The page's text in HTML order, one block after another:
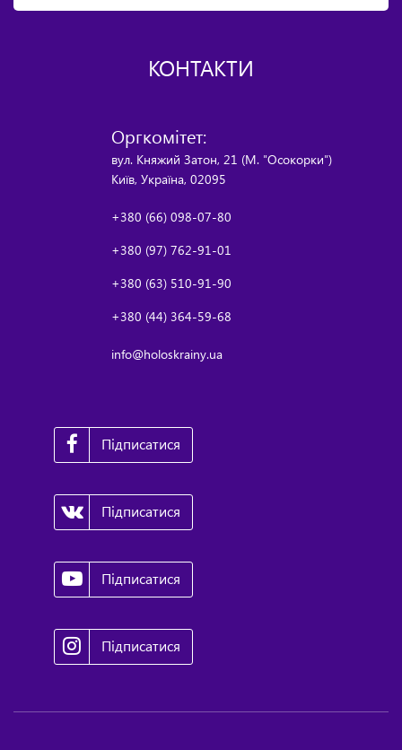
КОНТАКТИ
Оргкомітет:
вул. Княжий Затон, 21 (М. "Осокорки")
Київ, Україна, 02095
+380 (66) 098-07-80
+380 (97) 762-91-01
+380 (63) 510-91-90
+380 (44) 364-59-68
info@holoskrainy.ua
Підписатися
Підписатися
Підписатися
Підписатися